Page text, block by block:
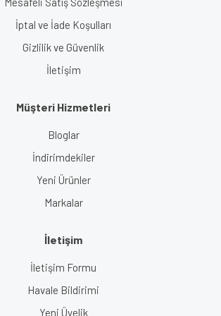
İptal ve İade Koşulları
Gizlilik ve Güvenlik
İletişim
Müşteri Hizmetleri
Bloglar
İndirimdekiler
Yeni Ürünler
Markalar
İletişim
İletişim Formu
Havale Bildirimi
Yeni Üyelik